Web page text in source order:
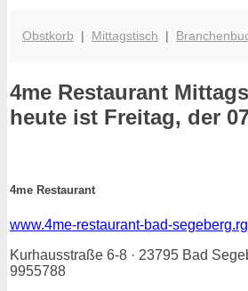
Obstkorb | Mittagstisch |
4me Restaurant
heute ist Freitag, der
4me Restaurant
www.4me-restaurant-bad-
Kurhausstraße 6-8 · 23795 Bad
9955788